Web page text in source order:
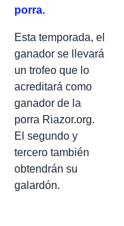
porra.
Esta temporada, el
ganador se llevará
un trofeo que lo
acreditará como
ganador de la
porra Riazor.org.
El segundo y
tercero también
obtendrán su
galardón.